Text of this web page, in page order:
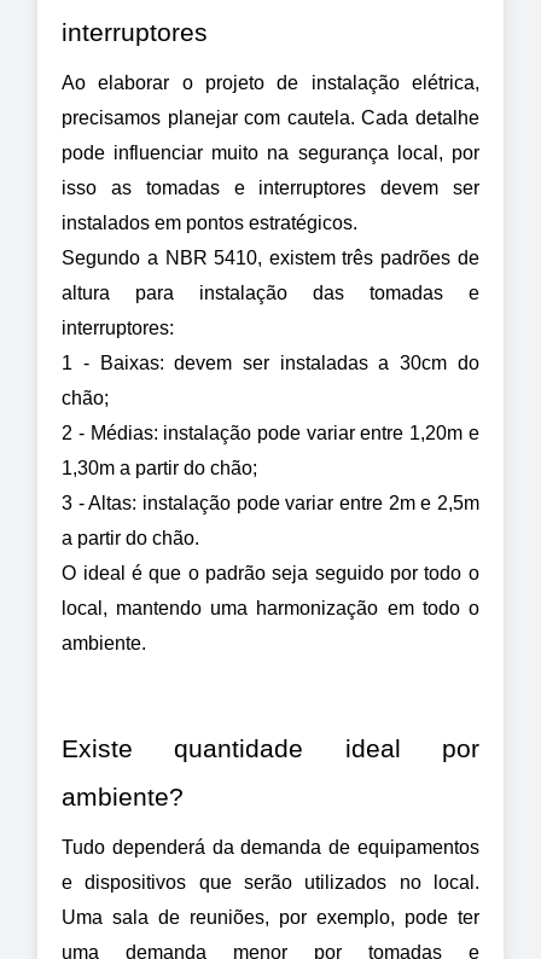
interruptores
Ao elaborar o projeto de instalação elétrica,
precisamos planejar com cautela. Cada detalhe
pode influenciar muito na segurança local, por
isso as tomadas e interruptores devem ser
instalados em pontos estratégicos.
Segundo a NBR 5410, existem três padrões de
altura para instalação das tomadas e
interruptores:
1 - Baixas: devem ser instaladas a 30cm do
chão;
2 - Médias: instalação pode variar entre 1,20m e
1,30m a partir do chão;
3 - Altas: instalação pode variar entre 2m e 2,5m
a partir do chão.
O ideal é que o padrão seja seguido por todo o
local, mantendo uma harmonização em todo o
ambiente.
Existe quantidade ideal por
ambiente?
Tudo dependerá da demanda de equipamentos
e dispositivos que serão utilizados no local.
Uma sala de reuniões, por exemplo, pode ter
uma demanda menor por tomadas e